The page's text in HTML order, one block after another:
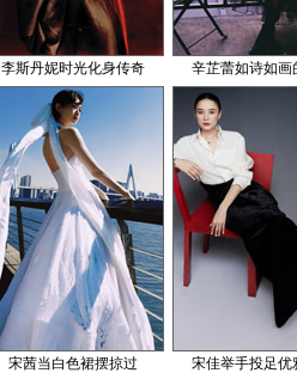
李斯丹妮时光化身传奇 辛芷蕾如诗如画
宋茜当白色裙摆掠过 宋佳举手投足优